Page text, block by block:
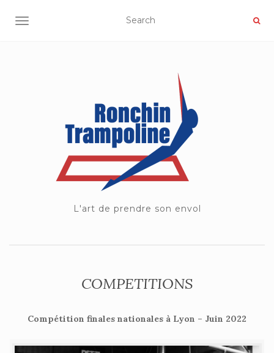
OUVRIR/FERMER LA NAVIGATION
L'art de prendre son envol
COMPETITIONS
Compétition finales nationales à Lyon – Juin 2022